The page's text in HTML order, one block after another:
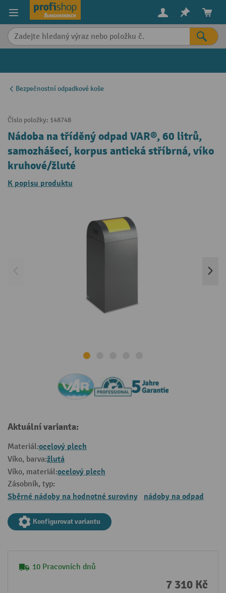
content
Bezpečnostní odpadkové koše
Číslo položky: 148748
Nádoba na tříděný odpad VAR®, 60 litrů,
samozhášecí, korpus antická stříbrná, víko
kruhové/žluté
K popisu produktu
Aktuální varianta:
Materiál:ocelový plech
Víko, barva:žlutá
Víko, materiál:ocelový plech
Zásobník, typ:
Sběrné nádoby na hodnotné suroviny nádoby na odpad
Konfigurovat variantu
10 Pracovních dnů
7 310 Kč